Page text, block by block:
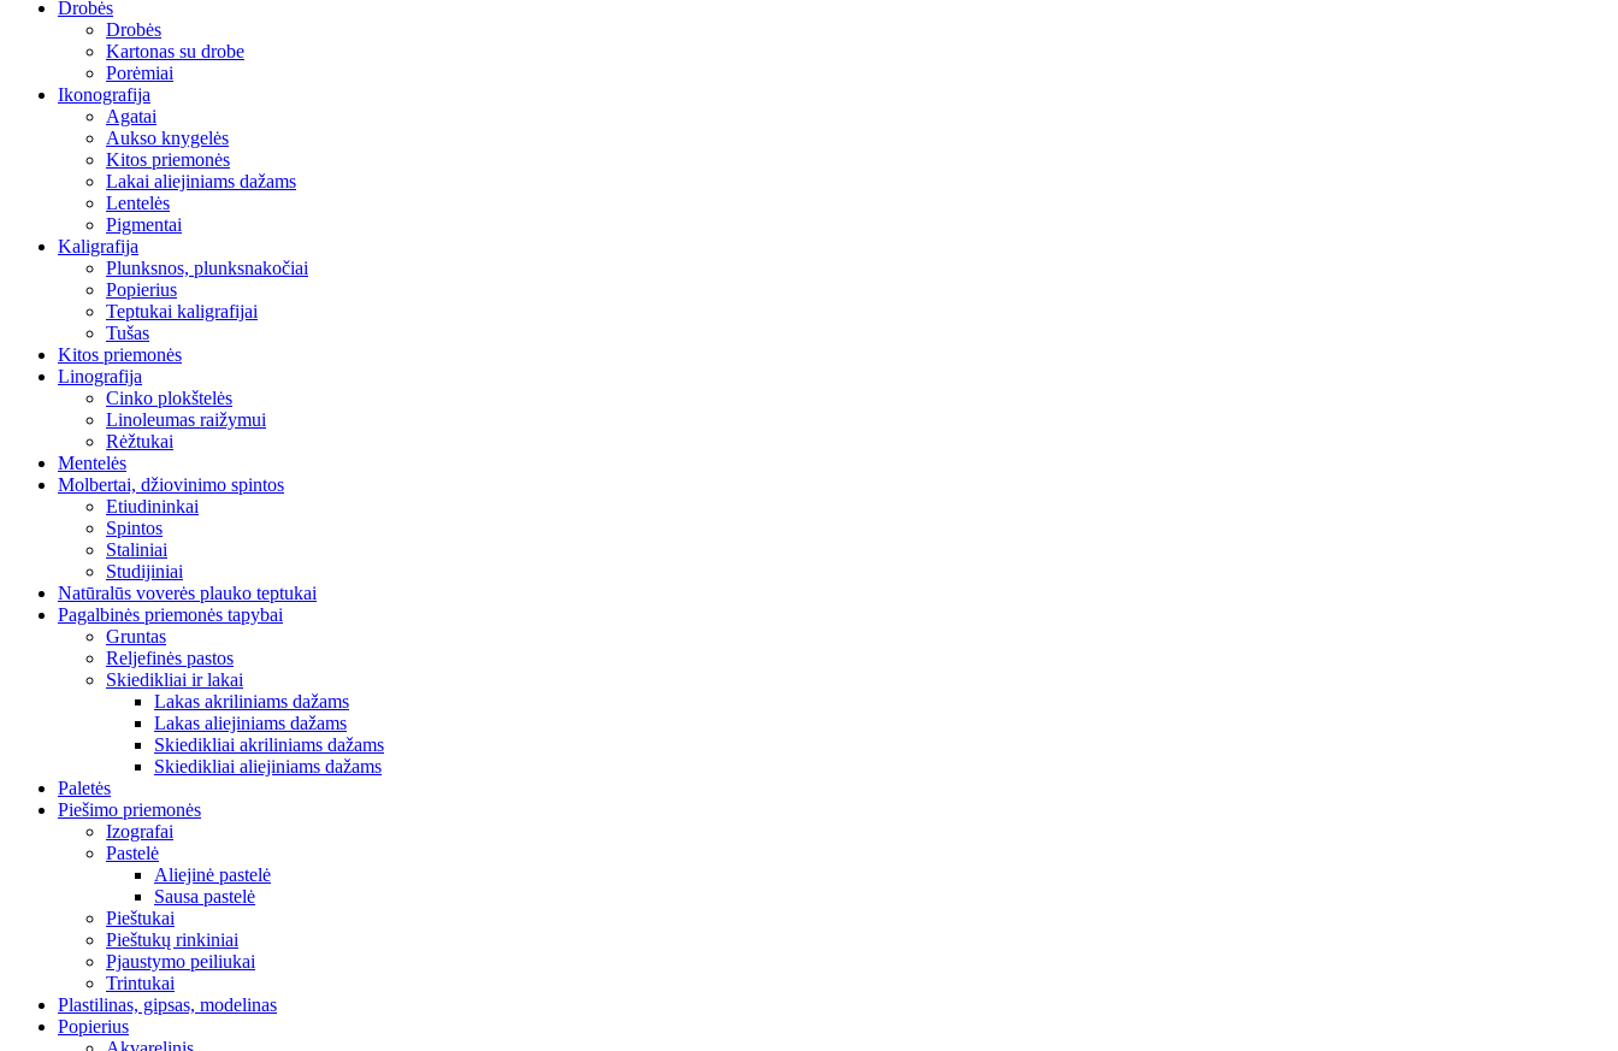
Drobės
Drobės
Kartonas su drobe
Porėmiai
Ikonografija
Agatai
Aukso knygelės
Kitos priemonės
Lakai aliejiniams dažams
Lentelės
Pigmentai
Kaligrafija
Plunksnos, plunksnakočiai
Popierius
Teptukai kaligrafijai
Tušas
Kitos priemonės
Linografija
Cinko plokštelės
Linoleumas raižymui
Rėžtukai
Mentelės
Molbertai, džiovinimo spintos
Etiudininkai
Spintos
Staliniai
Studijiniai
Natūralūs voverės plauko teptukai
Pagalbinės priemonės tapybai
Gruntas
Reljefinės pastos
Skiedikliai ir lakai
Lakas akriliniams dažams
Lakas aliejiniams dažams
Skiedikliai akriliniams dažams
Skiedikliai aliejiniams dažams
Paletės
Piešimo priemonės
Izografai
Pastelė
Aliejinė pastelė
Sausa pastelė
Pieštukai
Pieštukų rinkiniai
Pjaustymo peiliukai
Trintukai
Plastilinas, gipsas, modelinas
Popierius